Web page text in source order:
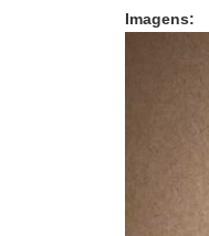
Imagens: